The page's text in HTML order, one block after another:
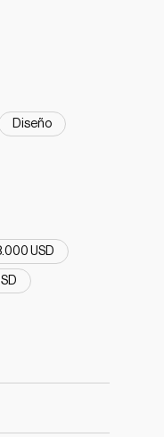
Diseño
USD